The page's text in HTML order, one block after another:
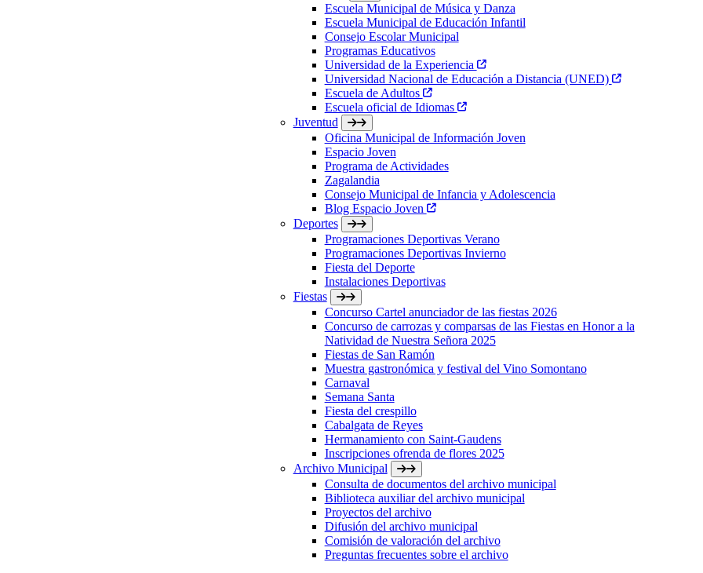
Escuela Municipal de Música y Danza
Escuela Municipal de Educación Infantil
Consejo Escolar Municipal
Programas Educativos
Universidad de la Experiencia
Universidad Nacional de Educación a Distancia (UNED)
Escuela de Adultos
Escuela oficial de Idiomas
Juventud
Oficina Municipal de Información Joven
Espacio Joven
Programa de Actividades
Zagalandia
Consejo Municipal de Infancia y Adolescencia
Blog Espacio Joven
Deportes
Programaciones Deportivas Verano
Programaciones Deportivas Invierno
Fiesta del Deporte
Instalaciones Deportivas
Fiestas
Concurso Cartel anunciador de las fiestas 2026
Concurso de carrozas y comparsas de las Fiestas en Honor a la
Natividad de Nuestra Señora 2025
Fiestas de San Ramón
Muestra gastronómica y festival del Vino Somontano
Carnaval
Semana Santa
Fiesta del crespillo
Cabalgata de Reyes
Hermanamiento con Saint-Gaudens
Inscripciones ofrenda de flores 2025
Archivo Municipal
Consulta de documentos del archivo municipal
Biblioteca auxiliar del archivo municipal
Proyectos del archivo
Difusión del archivo municipal
Comisión de valoración del archivo
Preguntas frecuentes sobre el archivo